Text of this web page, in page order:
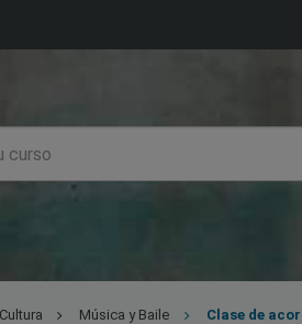
Música y Baile Clase de